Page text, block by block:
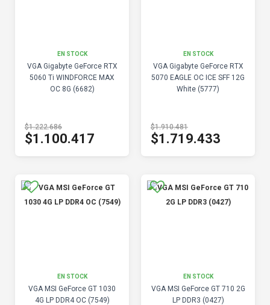
EN STOCK
VGA Gigabyte GeForce RTX
5060 Ti WINDFORCE MAX
OC 8G (6682)
$1.222.686
$1.100.417
EN STOCK
VGA Gigabyte GeForce RTX
5070 EAGLE OC ICE SFF 12G
White (5777)
$1.910.481
$1.719.433
EN STOCK
VGA MSI GeForce GT 1030
4G LP DDR4 OC (7549)
EN STOCK
VGA MSI GeForce GT 710 2G
LP DDR3 (0427)